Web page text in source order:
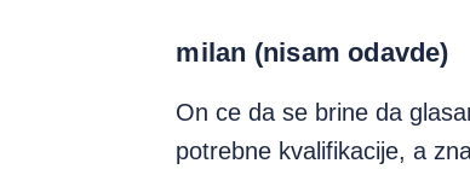
milan (nisam odavde)
On ce da se brine da
potrebne kvalifikacije, a